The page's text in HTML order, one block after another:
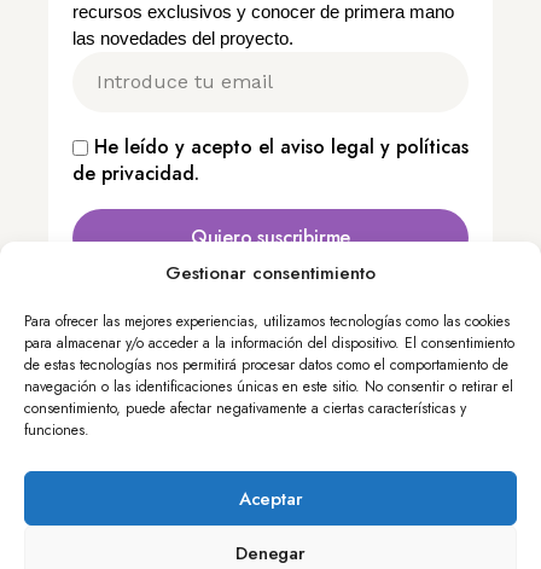
Gestionar consentimiento
Para ofrecer las mejores experiencias, utilizamos tecnologías como las cookies
para almacenar y/o acceder a la información del dispositivo. El consentimiento
de estas tecnologías nos permitirá procesar datos como el comportamiento de
navegación o las identificaciones únicas en este sitio. No consentir o retirar el
consentimiento, puede afectar negativamente a ciertas características y
funciones.
Aceptar
Denegar
recursos exclusivos y conocer de primera mano
las novedades del proyecto.
He leído y acepto el aviso legal y políticas
de privacidad.
Quiero suscribirme
Calle Nuncio, 8 – 28005 Madrid, España
+34 913 643 700
edint@femp.es
Copyright FEMP
Accesibilidad
Política de privacidad
Política de cookies
Términos y condiciones